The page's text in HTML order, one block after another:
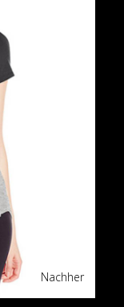
Nachher